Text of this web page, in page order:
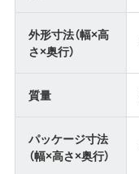
外形寸法（幅×高
さ×奥行）
質量
パッケージ寸法
（幅×高さ×奥行）